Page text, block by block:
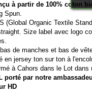
à partir de 100% coton
Spun.
(Global Organic Textile
Size label avec logo
bas de manches et bas de
en jersey ton sur ton à
à Cahors dans le Lot dans
par notre
HD